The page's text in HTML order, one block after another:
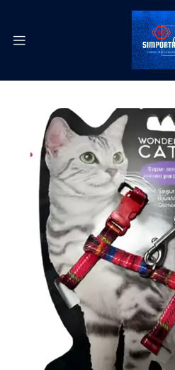
Despachos express a todo el
Inicio
Set Correa + Arnés Gato